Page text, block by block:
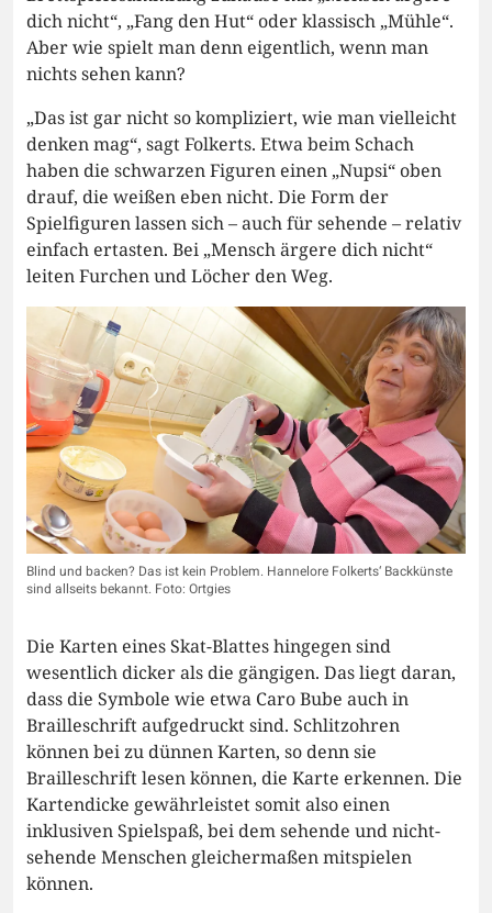
dich nicht“, „Fang den Hut“ oder klassisch „Mühle“.
Aber wie spielt man denn eigentlich, wenn man
nichts sehen kann?
„Das ist gar nicht so kompliziert, wie man vielleicht
denken mag“, sagt Folkerts. Etwa beim Schach
haben die schwarzen Figuren einen „Nupsi“ oben
drauf, die weißen eben nicht. Die Form der
Spielfiguren lassen sich – auch für sehende – relativ
einfach ertasten. Bei „Mensch ärgere dich nicht“
leiten Furchen und Löcher den Weg.
Blind und backen? Das ist kein Problem. Hannelore Folkerts‘ Backkünste
sind allseits bekannt. Foto: Ortgies
Die Karten eines Skat-Blattes hingegen sind
wesentlich dicker als die gängigen. Das liegt daran,
dass die Symbole wie etwa Caro Bube auch in
Brailleschrift aufgedruckt sind. Schlitzohren
können bei zu dünnen Karten, so denn sie
Brailleschrift lesen können, die Karte erkennen. Die
Kartendicke gewährleistet somit also einen
inklusiven Spielspaß, bei dem sehende und nicht-
sehende Menschen gleichermaßen mitspielen
können.